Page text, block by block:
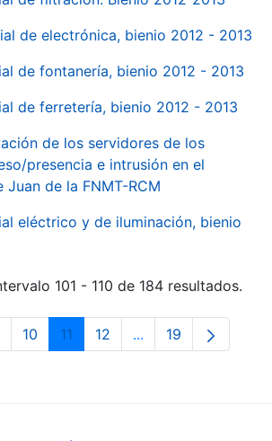
de electrónica, bienio 2012 - 2013
de fontanería, bienio 2012 - 2013
de ferretería, bienio 2012 - 2013
de los servidores de los
presencia e intrusión en el
de la FNMT-RCM
eléctrico y de iluminación, bienio
101 - 110 de 184 resultados.
intermedias Use pestaña para
Páxina
10 Páxina
11 Páxina
12 ...PáxinasPáxina
19